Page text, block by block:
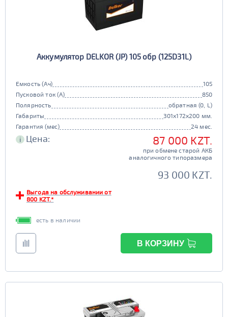
Аккумулятор DELKOR (JP) 105 обр (125D31L)
Емкость (Ач)
105
Пусковой ток (А)
850
Полярность
обратная (0, L)
Габариты
301x172x200 мм.
Гарантия (мес)
24 мес.
i Цена: 87 000 KZT.
при обмене старой АКБ
аналогичного типоразмера
93 000 KZT.
Выгода на обслуживании от
800 KZT.*
есть в наличии
В КОРЗИНУ